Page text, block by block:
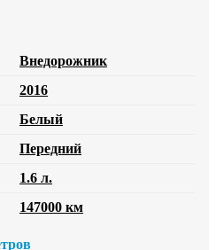
Внедорожник
2016
Белый
Передний
1.6 л.
147000 км